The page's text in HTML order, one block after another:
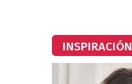
INSPIRACIÓN